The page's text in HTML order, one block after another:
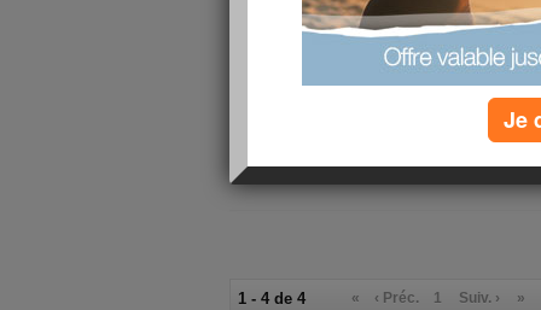
1 - 4 de 4 « ‹ Préc. 1 Suiv. › »
Je